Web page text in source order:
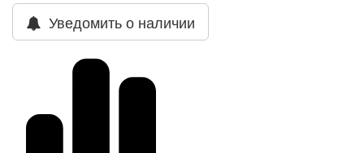
Уведомить о наличии